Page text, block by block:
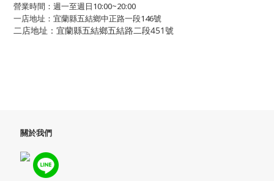
營業時間：週一至週日10:00~20:00
一店地址：宜蘭縣五結鄉中正路一段146號
二店地址：宜蘭縣五結鄉五結路二段451號
關於我們